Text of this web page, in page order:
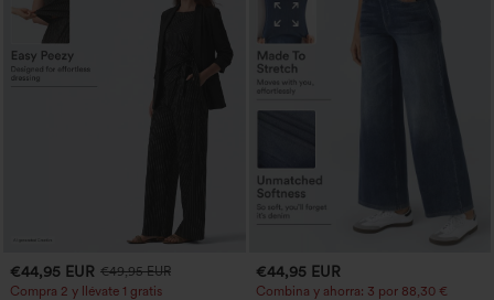
€44,95 EUR €49,95 EUR
Compra 2 y llévate 1 gratis
€44,95 EUR
Combina y ahorra: 3 por 88,30 €